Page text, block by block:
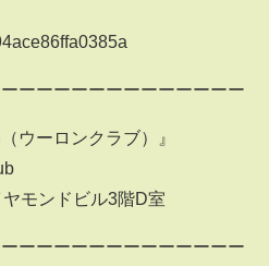
ーーーーーーーーーーーーー
ウーロンクラブ）』
モンドビル3階D室
ーーーーーーーーーーーーー